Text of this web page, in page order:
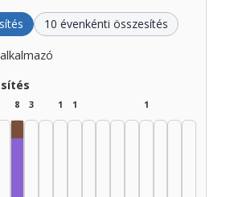
10 évenkénti összesítés
8
Rádióra alkalmazó, 1965–1969: 1
3 1 1 1